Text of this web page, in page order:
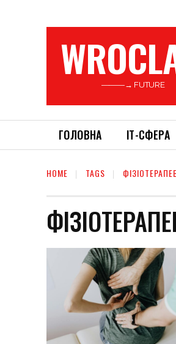
———→ FUTURE
ГОЛОВНА ІТ-СФЕРА
HOME TAGS